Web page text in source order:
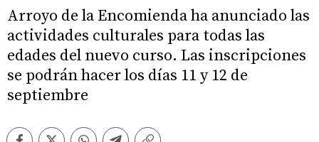
Arroyo de la Encomienda ha anunciado las
actividades culturales para todas las
edades del nuevo curso. Las inscripciones
se podrán hacer los días 11 y 12 de
septiembre